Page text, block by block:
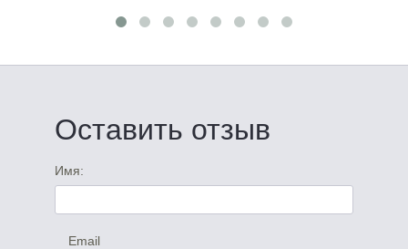
Оставить отзыв
Имя:
Email